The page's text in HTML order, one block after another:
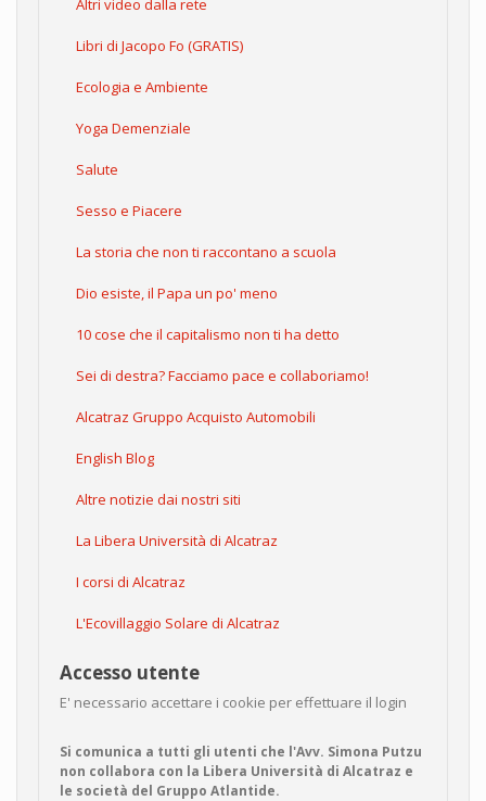
Altri video dalla rete
Libri di Jacopo Fo (GRATIS)
Ecologia e Ambiente
Yoga Demenziale
Salute
Sesso e Piacere
La storia che non ti raccontano a scuola
Dio esiste, il Papa un po' meno
10 cose che il capitalismo non ti ha detto
Sei di destra? Facciamo pace e collaboriamo!
Alcatraz Gruppo Acquisto Automobili
English Blog
Altre notizie dai nostri siti
La Libera Università di Alcatraz
I corsi di Alcatraz
L'Ecovillaggio Solare di Alcatraz
Accesso utente
E' necessario accettare i cookie per effettuare il login
Si comunica a tutti gli utenti che l'Avv. Simona Putzu
non collabora con la Libera Università di Alcatraz e
le società del Gruppo Atlantide.